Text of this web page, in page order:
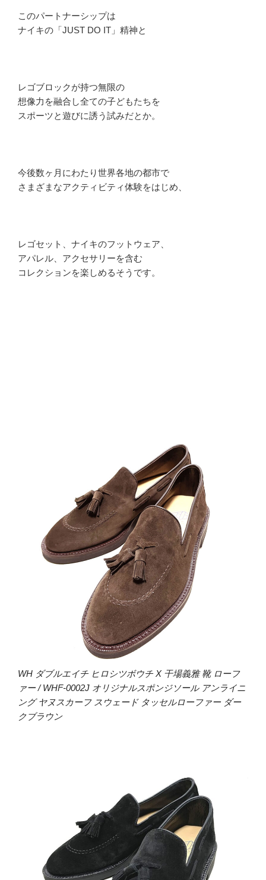
このパートナーシップは
ナイキの「JUST DO IT」精神と
レゴブロックが持つ無限の
想像力を融合し全ての子どもたちを
スポーツと遊びに誘う試みだとか。
今後数ヶ月にわたり世界各地の都市で
さまざまなアクティビティ体験をはじめ、
レゴセット、ナイキのフットウェア、
アパレル、アクセサリーを含む
コレクションを楽しめるそうです。
WH ダブルエイチ ヒロシツボウチ X 干場義雅 靴 ローフ
ァー / WHF-0002J オリジナルスポンジソール アンライニ
ング ヤヌスカーフ スウェード タッセルローファー ダー
クブラウン